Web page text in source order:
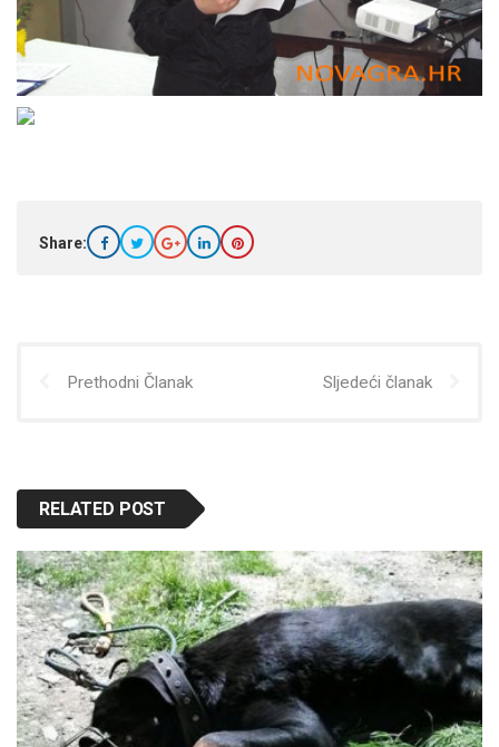
Share:
Prethodni Članak Sljedeći članak
RELATED POST